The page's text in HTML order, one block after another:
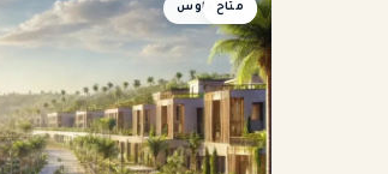
تاون هاوس
متاح